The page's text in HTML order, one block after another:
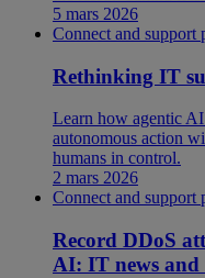
5 mars 2026
Connect and support
Rethinking IT
Learn how agentic
autonomous action
humans in control.
2 mars 2026
Connect and support
Record DDoS
AI: IT news and